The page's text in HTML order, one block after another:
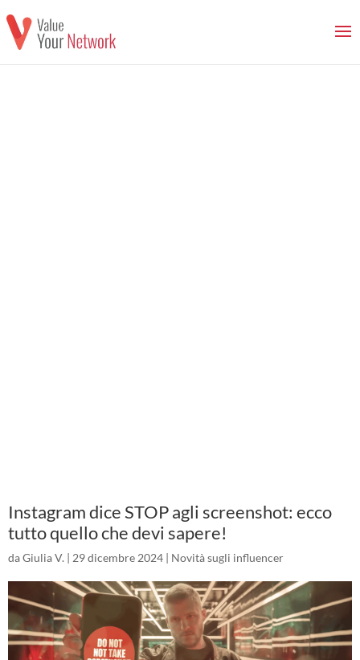
Instagram dice STOP agli screenshot: ecco
tutto quello che devi sapere!
daGiulia V. | 29 dicembre 2024 | Novità sugli influencer